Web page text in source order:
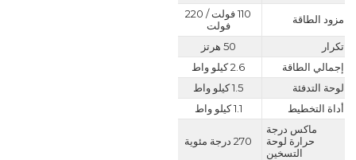
مزود الطاقة
110 فولت / 220
فولت
تكرار
50 هرتز
إجمالي الطاقة
2.6 كيلو واط
لوحة التدفئة
1.5 كيلو واط
أداة التخطيط
1.1 كيلو واط
ماكس درجة
حرارة لوحة
التسخين
270 درجة مئوية